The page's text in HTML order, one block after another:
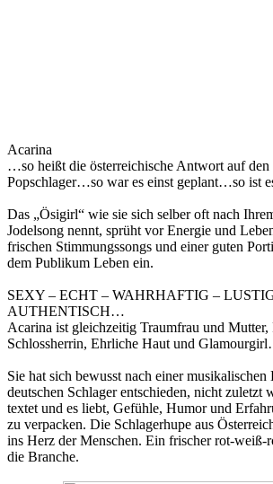
Acarina
…so heißt die österreichische Antwort auf den
Popschlager…so war es einst geplant…so ist
Das „Ösigirl“ wie sie sich selber oft nach
Jodelsong nennt, sprüht vor Energie und
frischen Stimmungssongs und einer guten
dem Publikum Leben ein.
SEXY – ECHT – WAHRHAFTIG –
AUTHENTISCH…
Acarina ist gleichzeitig Traumfrau und Mutter,
Schlossherrin, Ehrliche Haut und
Sie hat sich bewusst nach einer musikalischen
deutschen Schlager entschieden, nicht zuletzt
textet und es liebt, Gefühle, Humor und
zu verpacken. Die Schlagerhupe aus
ins Herz der Menschen. Ein frischer rot-weiß-
die Branche.